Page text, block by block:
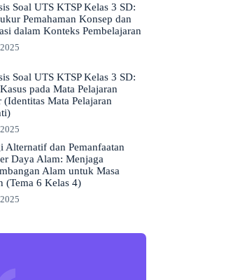
Soal UTS KTSP Kelas 3 SD:
Pemahaman Konsep dan
dalam Konteks Pembelajaran
Soal UTS KTSP Kelas 3 SD:
pada Mata Pelajaran
(Identitas Mata Pelajaran
Alternatif dan Pemanfaatan
Daya Alam: Menjaga
Alam untuk Masa
(Tema 6 Kelas 4)